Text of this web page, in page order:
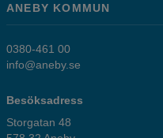
ANEBY KOMMUN
0380-461 00
info@aneby.se
Besöksadress
Storgatan 48